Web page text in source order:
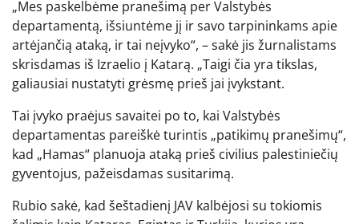
„Mes paskelbėme pranešimą per Valstybės
departamentą, išsiuntėme jį ir savo tarpininkams apie
artėjančią ataką, ir tai neįvyko“, – sakė jis žurnalistams
skrisdamas iš Izraelio į Katarą. „Taigi čia yra tikslas,
galiausiai nustatyti grėsmę prieš jai įvykstant.
Tai įvyko praėjus savaitei po to, kai Valstybės
departamentas pareiškė turintis „patikimų pranešimų“,
kad „Hamas“ planuoja ataką prieš civilius palestiniečių
gyventojus, pažeisdamas susitarimą.
Rubio sakė, kad šeštadienį JAV kalbėjosi su tokiomis